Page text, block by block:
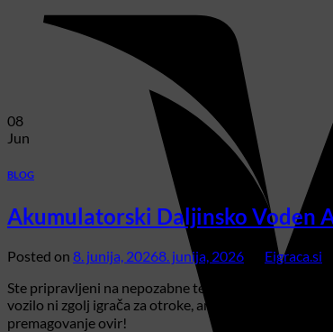
08
Jun
BLOG
Akumulatorski Daljinsko Voden
Posted on 8. junija, 20268. junija, 2026
Eigraca.si
Ste pripravljeni na nepozabne terenske avanture?
vozilo ni zgolj igrača za otroke, ampak bo s svojim
premagovanje ovir!